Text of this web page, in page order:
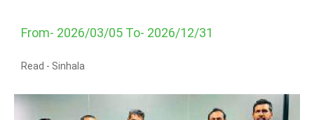
From- 2026/03/05 To- 2026/12/31
Read - Sinhala